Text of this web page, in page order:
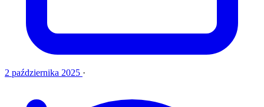
2 października 2025 ·